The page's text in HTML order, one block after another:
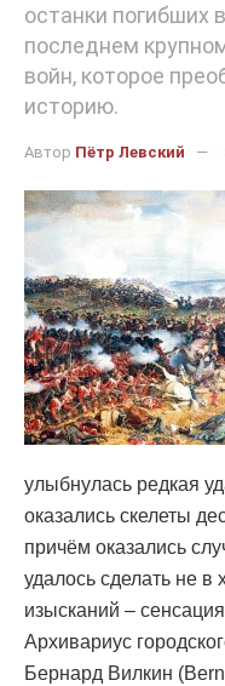
останки погибших
последнем
войн, которое
историю.
Автор Пётр Левский
улыбнулась редкая
оказались скелеты
причём оказались
удалось сделать не в
изысканий –
Архивариус
Бернард Вилкин